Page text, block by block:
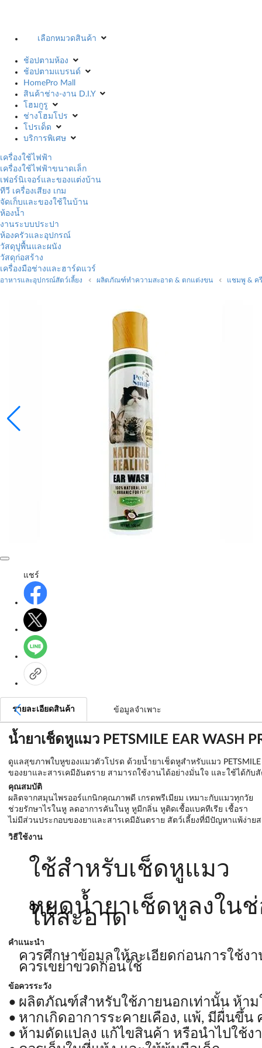
เลือกหมวดสินค้า
ช้อปตามห้อง
ช้อปตามแบรนด์
HomePro Mall
สินค้าช่าง-งาน D.I.Y
โฮมกูรู
ช่างโฮมโปร
โปรเด็ด
บริการพิเศษ
เครื่องใช้ไฟฟ้า
เครื่องใช้ไฟฟ้าขนาดเล็ก
เฟอร์นิเจอร์และของแต่งบ้าน
ทีวี เครื่องเสียง เกม
จัดเก็บและของใช้ในบ้าน
ห้องน้ำ
งานระบบประปา
ห้องครัวและอุปกรณ์
วัสดุปูพื้นและผนัง
วัสดุก่อสร้าง
เครื่องมือช่างและฮาร์ดแวร์
อาหารและอุปกรณ์สัตว์เลี้ยง ผลิตภัณฑ์ทำความสะอาด & ตกแต่งขน แชมพู & ค
แชร์
รายละเอียดสินค้า ข้อมูลจำเพาะ
น้ำยาเช็ดหูแมว PETSMILE EAR WASH
ดูแลสุขภาพใบหูของแมวตัวโปรด ด้วยน้ำยาเช็ดหูสำหรับแมว
ของยาและสารเคมีอันตราย สามารถใช้งานได้อย่างมั่นใจ และใช้ได้กับ
คุณสมบัติ
ผลิตจากสมุนไพรออร์แกนิกคุณภาพดี เกรดพรีเมียม เหมาะกับแมวทุกวัย
ช่วยรักษาไรในหู ลดอาการคันในหู หูมีกลิ่น หูติดเชื้อแบคทีเรีย เชื้อรา
ไม่มีส่วนประกอบของยาและสารเคมีอันตราย สัตว์เลี้ยงที่มีปัญหาแพ้ง่าย
วิธีใช้งาน
ใช้สำหรับเช็ดหูแมว
หยดน้ำยาเช็ดหูลงใน
ให้สะอาด
คำแนะนำ
ควรศึกษาข้อมูลให้ละเอียดก่อนการใช้งา
ควรเขย่าขวดก่อนใช้
ข้อควรระวัง
ผลิตภัณฑ์สำหรับใช้ภายนอกเท่านั้น ห้าม
หากเกิดอาการระคายเคือง, แพ้, มีผื่นขึ้
ห้ามดัดแปลง แก้ไขสินค้า หรือนำไปใช้ง